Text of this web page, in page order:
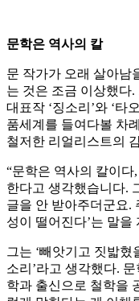
문학은 역사의 칼
문 작가가 오래 살아남
는 것은 조금 이상했다
대표작 ‘징소리’와 ‘타
품세계를 들여다볼 차
철저한 리얼리스트의
“문학은 역사의 칼이
한다고 생각했습니다.
글을 안 받아주더군요.
성이 떨어진다’는 말을
그는 ‘빼앗기고 짓밟
소리’라고 생각했다.
학과 출신으로 철학을